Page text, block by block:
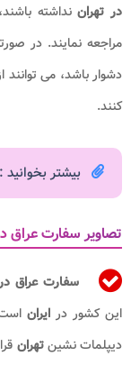
در تهراننداشته
مراجعه نمایند. در
دشوار باشد، می
کنند.
بیشتر بخوانید :
تصاویر سفارت عراق
سفارت عراق
این کشور در ایران
دیپلمات‌ نشینتهران